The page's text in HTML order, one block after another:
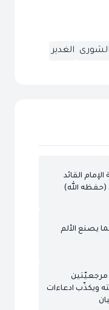
الغدير
القائد
(حفظه الله)
يصنع الألم
مرجعيّتين
ويكذّب ادعاءات